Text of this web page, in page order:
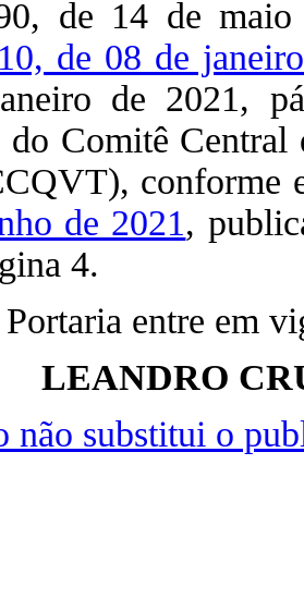
de 14 de
de 08 de
de 2021,
do Comitê
conforme
de 2021,
4.
entre em
LEANDRO
não substitui o